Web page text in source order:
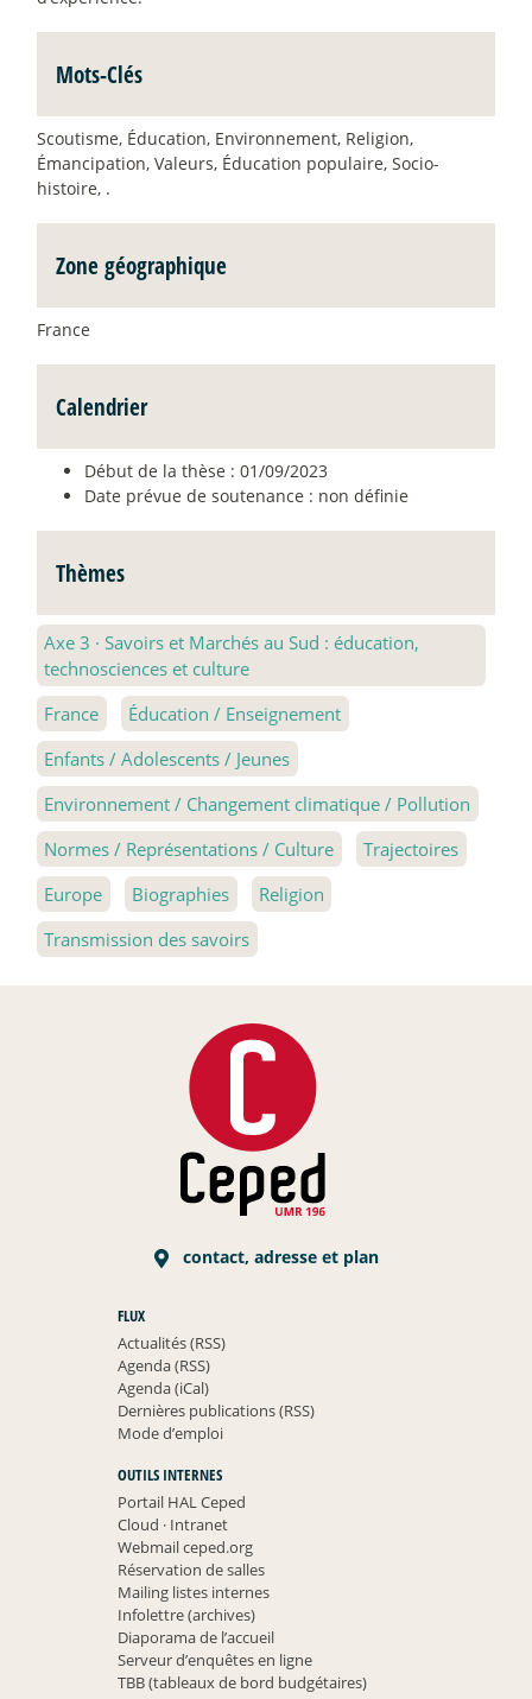
Mots-Clés
Scoutisme, Éducation, Environnement, Religion,
Émancipation, Valeurs, Éducation populaire, Socio-
histoire, .
Zone géographique
France
Calendrier
Début de la thèse : 01/09/2023
Date prévue de soutenance : non définie
Thèmes
Axe 3 · Savoirs et Marchés au Sud : éducation,
technosciences et culture
France
Éducation / Enseignement
Enfants / Adolescents / Jeunes
Environnement / Changement climatique / Pollution
Normes / Représentations / Culture
Trajectoires
Europe
Biographies
Religion
Transmission des savoirs
contact, adresse et plan
FLUX
Actualités (RSS)
Agenda (RSS)
Agenda (iCal)
Dernières publications (RSS)
Mode d’emploi
OUTILS INTERNES
Portail HAL Ceped
Cloud ·Intranet
Webmail ceped.org
Réservation de salles
Mailing listes internes
Infolettre (archives)
Diaporama de l’accueil
Serveur d’enquêtes en ligne
TBB (tableaux de bord budgétaires)